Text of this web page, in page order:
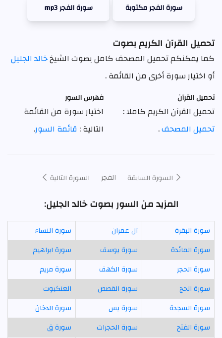
سورة الفجر مكتوبة سورة الفجر mp3
تحميل القرآن الكريم بصوت
كما يمكنكم تحميل المصحف كامل بصوت الشيخخالد الجليل
أو اختيار سورة أخرى من القائمة .
تحميل القرآن
تحميل القرآن الكريم كاملا :
تحميل المصحف.
فهرس السور
اختيار سورة من القائمة
التالية : قائمة السور.
السورة السابقة الفجر السورة التالية
المزيد من السور بصوت خالد الجليل:
سورة البقرة آل عمران
سورة النساء
سورة المائدة
سورة يوسف
سورة ابراهيم
سورة الحجر
سورة الكهف
سورة مريم
سورة الحج
سورة القصص
العنكبوت
سورة السجدة
سورة يس
سورة الدخان
سورة الفتح
سورة الحجرات
سورة ق